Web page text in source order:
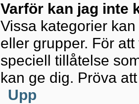
Varför kan jag inte
Vissa kategorier
eller grupper. För
speciell tillåtelse
kan ge dig. Pröva
Upp